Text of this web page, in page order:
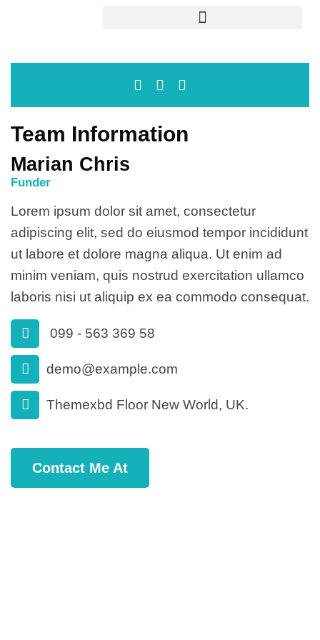
Team Information
Marian Chris
Funder
Lorem ipsum dolor sit amet, consectetur
adipiscing elit, sed do eiusmod tempor incididunt
ut labore et dolore magna aliqua. Ut enim ad
minim veniam, quis nostrud exercitation ullamco
laboris nisi ut aliquip ex ea commodo consequat.
099 - 563 369 58
demo@example.com
Themexbd Floor New World, UK.
Contact Me At